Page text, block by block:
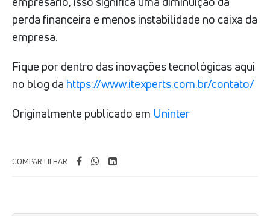
perda financeira e menos instabilidade no caixa da
empresa.
Fique por dentro das inovações tecnológicas aqui
no blog da https://www.itexperts.com.br/contato/
Originalmente publicado em Uninter
COMPARTILHAR